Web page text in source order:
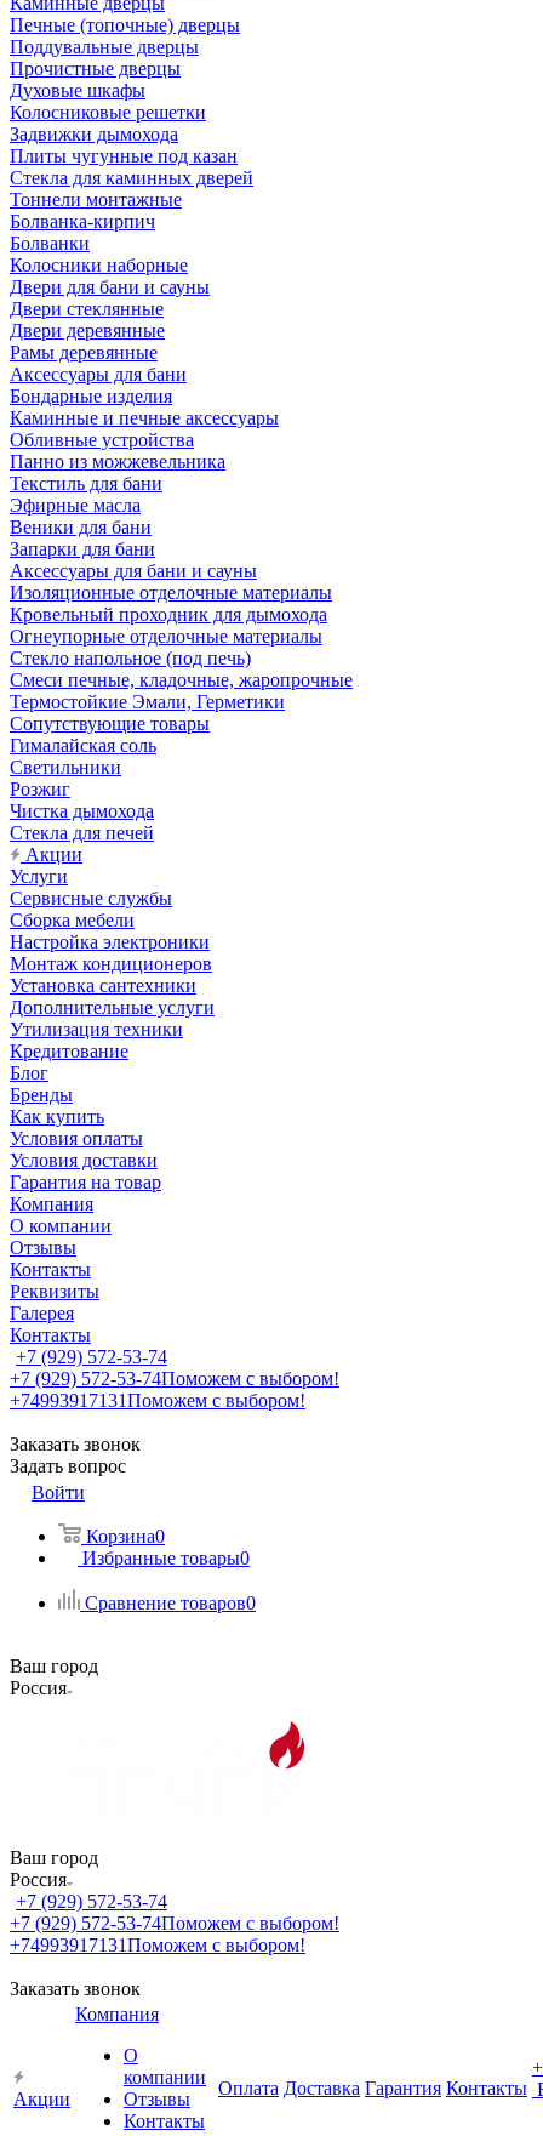
Печные (топочные) дверцы
Поддувальные дверцы
Прочистные дверцы
Духовые шкафы
Колосниковые решетки
Задвижки дымохода
Плиты чугунные под казан
Стекла для каминных дверей
Тоннели монтажные
Болванка-кирпич
Болванки
Колосники наборные
Двери для бани и сауны
Двери стеклянные
Двери деревянные
Рамы деревянные
Аксессуары для бани
Бондарные изделия
Каминные и печные аксессуары
Обливные устройства
Панно из можжевельника
Текстиль для бани
Эфирные масла
Веники для бани
Запарки для бани
Аксессуары для бани и сауны
Изоляционные отделочные материалы
Кровельный проходник для дымохода
Огнеупорные отделочные материалы
Стекло напольное (под печь)
Смеси печные, кладочные, жаропрочные
Термостойкие Эмали, Герметики
Сопутствующие товары
Гималайская соль
Светильники
Розжиг
Чистка дымохода
Стекла для печей
Акции
Услуги
Сервисные службы
Сборка мебели
Настройка электроники
Монтаж кондиционеров
Установка сантехники
Дополнительные услуги
Утилизация техники
Кредитование
Блог
Бренды
Как купить
Условия оплаты
Условия доставки
Гарантия на товар
Компания
О компании
Отзывы
Контакты
Реквизиты
Галерея
Контакты
+7 (929) 572-53-74
+7 (929) 572-53-74Поможем с выбором!
+74993917131Поможем с выбором!
Заказать звонок
Задать вопрос
Войти
Корзина0
Избранные товары0
Сравнение товаров0
Ваш город
Россия
Ваш город
Россия
+7 (929) 572-53-74
+7 (929) 572-53-74Поможем с выбором!
+74993917131Поможем с выбором!
Заказать звонок
Акции
Компания
О
компании
Отзывы
Контакты
Оплата Доставка Гарантия Контакты
+